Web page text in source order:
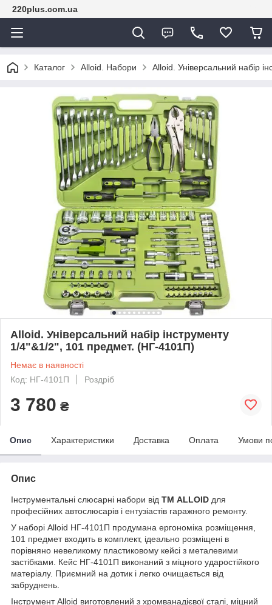
220plus.com.ua
Каталог Alloid. Набори Alloid. Універсальний набір
Alloid. Універсальний набір інструменту
1/4"&1/2", 101 предмет. (НГ-4101П)
Немає в наявності
Код: НГ-4101П
Роздріб
3 780 ₴
Опис Характеристики Доставка Оплата Умови
Опис
Інструментальні слюсарні набори від ТМ ALLOID для
професійних автослюсарів і ентузіастів гаражного ремонту.
У наборі Alloid НГ-4101П продумана ергономіка розміщення,
101 предмет входить в комплект, ідеально розміщені в
порівняно невеликому пластиковому кейсі з металевими
застібками. Кейс НГ-4101П виконаний з міцного ударостійкого
матеріалу. Приємний на дотик і легко очищається від
забруднень.
Інструмент Alloid виготовлений з хромванадієвої сталі, міцний